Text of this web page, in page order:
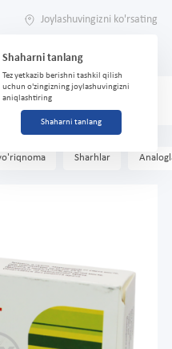
Joylashuvingizni ko'rsating
Shaharni tanlang
Tez yetkazib berishni tashkil qilish
uchun o'zingizning joylashuvingizni
aniqlashtiring
Shaharni tanlang
10mg №10
Sharhlar